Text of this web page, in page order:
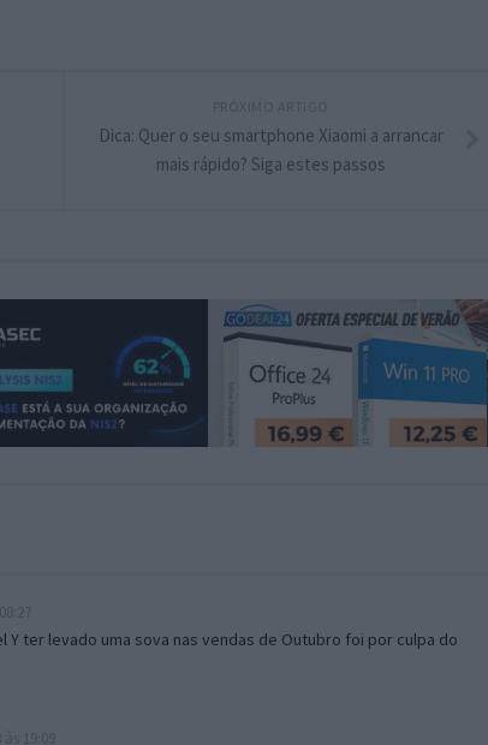
Dica: Quer o seu smartphone Xiaomi a arrancar
mais rápido? Siga estes passos
Y ter levado uma sova nas vendas de Outubro foi por culpa do